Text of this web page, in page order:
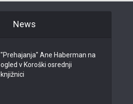
News
"Prehajanja" Ane Haberman na
ogled v Koroški osrednji
knjižnici